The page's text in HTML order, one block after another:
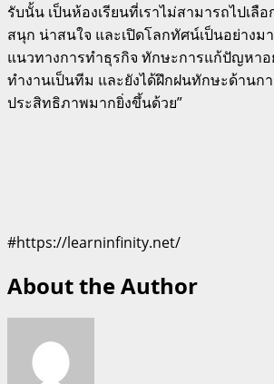
รับนั้น เป็นห้องเรียนที่เราไม่สามารถไปเลื
สนุก น่าสนใจ และเปิดโลกทัศน์เป็นอย่างม
แนวทางการทำธุรกิจ ทักษะการแก้ปัญหาอ
ทำงานเป็นทีม และยังได้ฝึกฝนทักษะด้านก
ประสิทธิภาพมากยิ่งขึ้นด้วย”
#https://learninfinity.net/
About the Author